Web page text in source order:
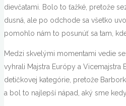
dievčatami. Bolo to ťažké, pretože
dusná, ale po odchode sa všetko
pomohlo nám to posunúť sa tam,
Medzi skvelými momentami vedie
vyhrali Majstra Európy a Vicemajstra
detičkovej kategórie, pretože
a bol to najlepší nápad, aký sme